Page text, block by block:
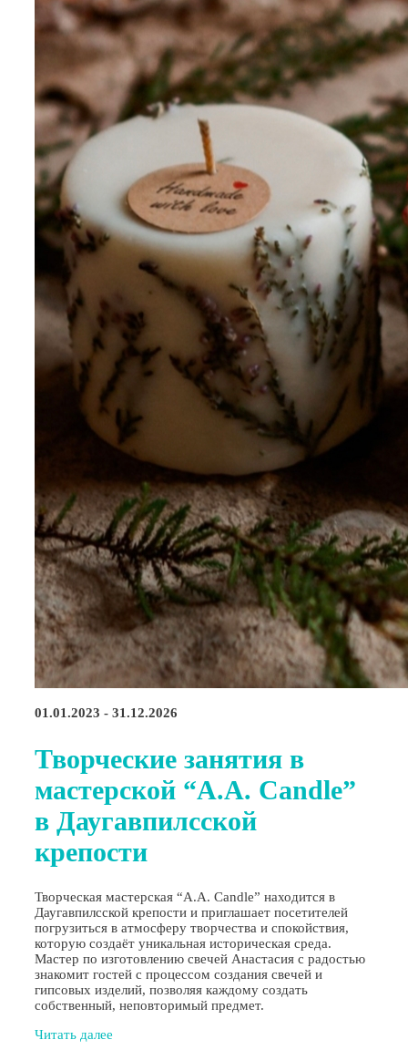
01.01.2023 - 31.12.2026
Творческие занятия в
мастерской “A.A. Candle”
в Даугавпилсской
крепости
Творческая мастерская “A.A. Candle” находится в
Даугавпилсской крепости и приглашает посетителей
погрузиться в атмосферу творчества и спокойствия,
которую создаёт уникальная историческая среда.
Мастер по изготовлению свечей Анастасия с радостью
знакомит гостей с процессом создания свечей и
гипсовых изделий, позволяя каждому создать
собственный, неповторимый предмет.
Читать далее